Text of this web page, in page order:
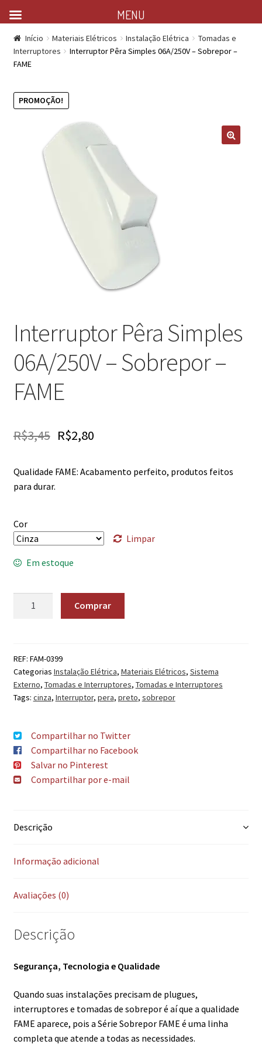
Início Materiais Elétricos Instalação Elétrica
Tomadas e
Interruptores
Interruptor Pêra Simples 06A/250V – Sobrepor –
FAME
PROMOÇÃO!
Interruptor Pêra Simples
06A/250V – Sobrepor –
FAME
R$3,45 R$2,80
Qualidade FAME: Acabamento perfeito, produtos feitos
para durar.
Cor
Limpar
Em estoque
Quantidade Comprar
REF: FAM-0399
Categorias Instalação Elétrica, Materiais Elétricos, Sistema
Externo, Tomadas e Interruptores, Tomadas e Interruptores
Tags: cinza, Interruptor, pera, preto, sobrepor
Compartilhar no Twitter
Compartilhar no Facebook
Salvar no Pinterest
Compartilhar por e-mail
Descrição
Informação adicional
Avaliações (0)
Descrição
Segurança, Tecnologia e Qualidade
Quando suas instalações precisam de plugues,
interruptores e tomadas de sobrepor é aí que a qualidade
FAME aparece, pois a Série Sobrepor FAME é uma linha
completa que atende a todas as necessidades.
MENU